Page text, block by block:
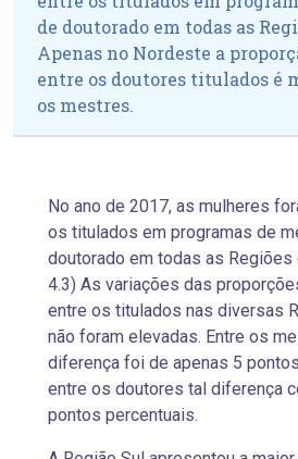
de doutorado em todas as
Apenas no Nordeste a
entre os doutores titulados é
os mestres.
No ano de 2017, as mulheres
os titulados em programas de
doutorado em todas as Regiões
4.3) As variações das
entre os titulados nas diversas
não foram elevadas. Entre os
diferença foi de apenas 5
entre os doutores tal diferença
pontos percentuais.